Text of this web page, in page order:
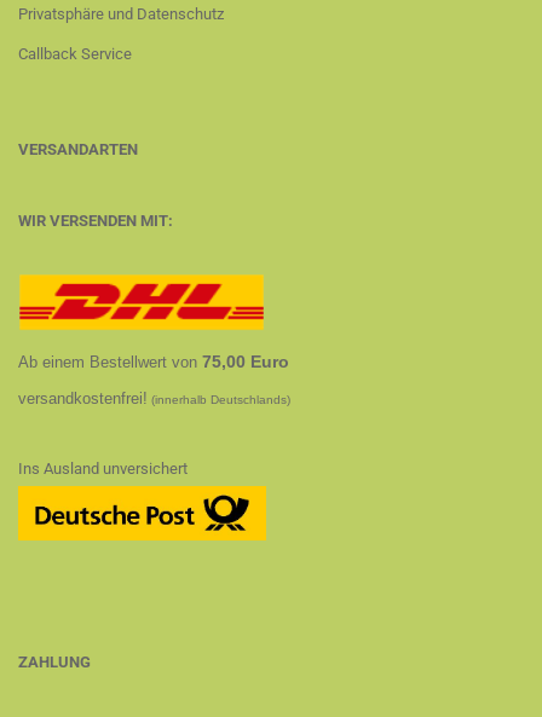
Privatsphäre und Datenschutz
Callback Service
VERSANDARTEN
WIR VERSENDEN MIT:
Ab einem Bestellwert von 75,00 Euro
versandkostenfrei! (innerhalb Deutschlands)
Ins Ausland unversichert
ZAHLUNG